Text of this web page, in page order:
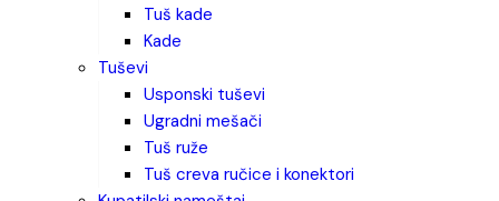
tuš kade
kade
tuševi
usponski tuševi
ugradni mešači
tuš ruže
tuš creva ručice i konektori